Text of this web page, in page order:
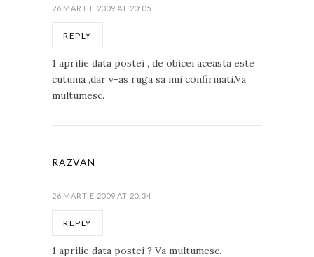
26 MARTIE 2009 AT 20:05
REPLY
1 aprilie data postei , de obicei aceasta este
cutuma ,dar v-as ruga sa imi confirmati.Va
multumesc.
RAZVAN
26 MARTIE 2009 AT 20:34
REPLY
1 aprilie data postei ? Va multumesc.